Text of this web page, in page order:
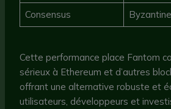
Consensus
Cette performance place Fantom
sérieux à Ethereum et d’autres
offrant une alternative robuste et
utilisateurs, développeurs et